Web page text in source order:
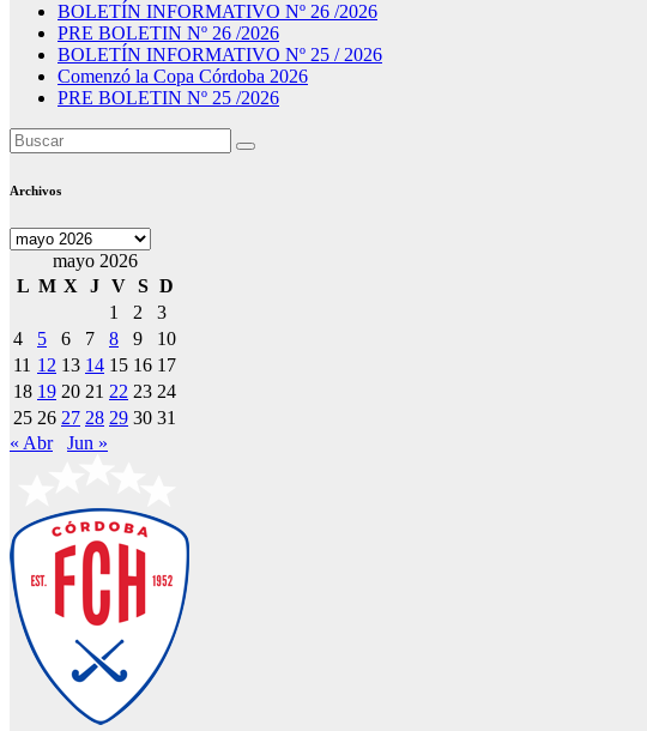
BOLETÍN INFORMATIVO Nº 26 /2026
PRE BOLETIN Nº 26 /2026
BOLETÍN INFORMATIVO Nº 25 / 2026
Comenzó la Copa Córdoba 2026
PRE BOLETIN Nº 25 /2026
Archivos
Archivos
mayo 2026
L M X J V S D
1
2
3
4
5 6 7 8 9
10
11 12 13 14 15 16 17
18 19 20 21 22 23 24
25 26 27 28 29 30 31
« Abr
Jun »